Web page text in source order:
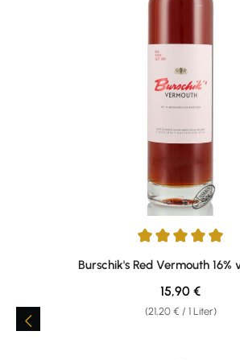
Durchschnittliche Bewertung von 5 von
Burschik's Red Vermouth 16%
(21,20 € / 1 Liter)
Regulärer Preis:
15,90 €